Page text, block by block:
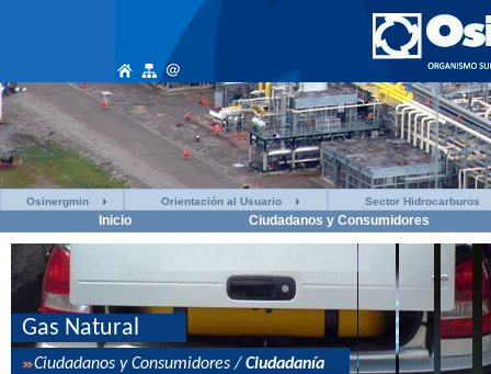
Osinergmin Orientación al Usuario Sector Hidrocarburos
Inicio Ciudadanos y Consumidores